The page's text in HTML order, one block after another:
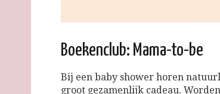
Boekenclub: Mama-to-be
Bij een baby shower horen
groot gezamenlijk cadeau.